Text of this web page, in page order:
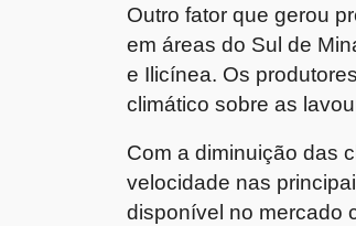
Outro fator que gerou
em áreas do Sul de
e Ilicínea. Os
climático sobre as
Com a diminuição das
velocidade nas
disponível no mercado